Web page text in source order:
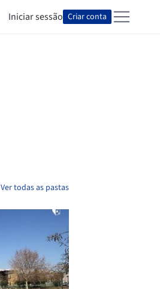
Iniciar sessão Criar conta
Ver todas as pastas